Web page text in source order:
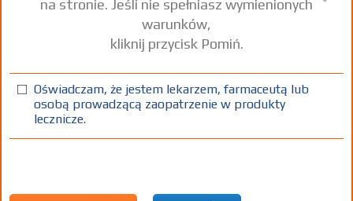
Znaleziono wyników:
na stronie. Jeśli nie spełniasz wymienionych
warunków,
kliknij przycisk Pomiń.
Oświadczam, że jestem lekarzem, farmaceutą lub
osobą prowadzącą zaopatrzenie w produkty
lecznicze.